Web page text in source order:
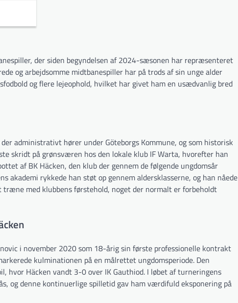
der siden begyndelsen af 2024-sæsonen har repræsenteret
og arbejdsomme midtbanespiller har på trods af sin unge alder
og flere lejeophold, hvilket har givet ham en usædvanlig bred
administrativt hører under Göteborgs Kommune, og som historisk
skridt på grønsværen hos den lokale klub IF Warta, hvorefter han
af BK Häcken, den klub der gennem de følgende ungdomsår
akademi rykkede han støt op gennem aldersklasserne, og han nåede
med klubbens førstehold, noget der normalt er forbeholdt
i november 2020 som 18-årig sin første professionelle kontrakt
kulminationen på en målrettet ungdomsperiode. Den
hvor Häcken vandt 3-0 over IK Gauthiod. I løbet af turneringens
og denne kontinuerlige spilletid gav ham værdifuld eksponering på